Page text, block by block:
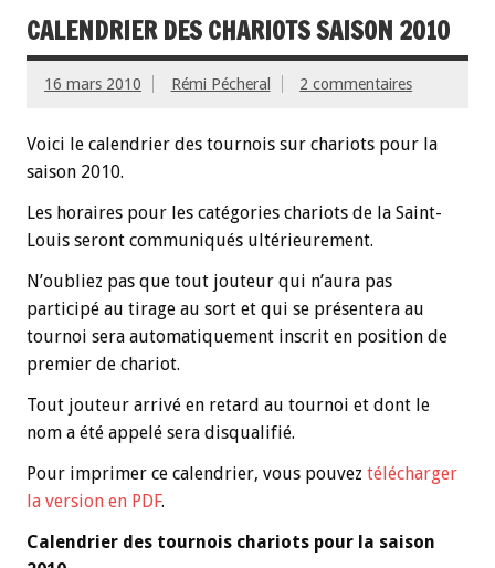
CALENDRIER DES CHARIOTS SAISON 2010
16 mars 2010 Rémi Pécheral 2 commentaires
Voici le calendrier des tournois sur chariots pour la
saison 2010.
Les horaires pour les catégories chariots de la Saint-
Louis seront communiqués ultérieurement.
N’oubliez pas que tout jouteur qui n’aura pas
participé au tirage au sort et qui se présentera au
tournoi sera automatiquement inscrit en position de
premier de chariot.
Tout jouteur arrivé en retard au tournoi et dont le
nom a été appelé sera disqualifié.
Pour imprimer ce calendrier, vous pouvez télécharger
la version en PDF.
Calendrier des tournois chariots pour la saison